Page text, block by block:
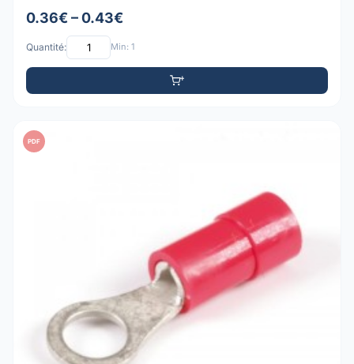
0.36€ – 0.43€
Quantité: Min: 1
PDF